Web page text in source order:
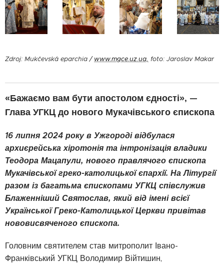
Zdroj: Mukčevská eparchia /www.mgce.uz.ua, foto: Jaroslav Makar
«Бажаємо вам бути апостолом єдності», —
Глава УГКЦ до нового Мукачівського єпископа
16 липня 2024 року в Ужгороді відбулася
архиєрейська хіротонія та інтронізація владики
Теодора Мацапули, нового правлячого єпископа
Мукачівської греко-католицької єпархії. На Літургії
разом із багатьма єпископами УГКЦ співслужив
Блаженніший Святослав, який від імені всієї
Української Греко-Католицької Церкви привітав
нововисвяченого єпископа.
Головним святителем став митрополит Івано-
Франківський УГКЦ Володимир Війтишин,